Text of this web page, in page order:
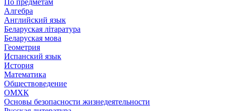
По предметам
Алгебра
Английский язык
Беларуская літаратура
Беларуская мова
Геометрия
Испанский язык
История
Математика
Обществоведение
ОМХК
Основы безопасности жизнедеятельности